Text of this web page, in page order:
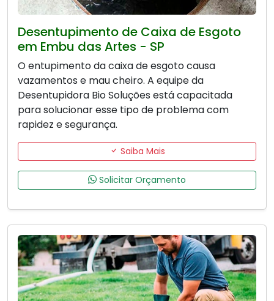
Desentupimento de Caixa de Esgoto
em Embu das Artes - SP
O entupimento da caixa de esgoto causa
vazamentos e mau cheiro. A equipe da
Desentupidora Bio Soluções está capacitada
para solucionar esse tipo de problema com
rapidez e segurança.
Saiba Mais
Solicitar Orçamento